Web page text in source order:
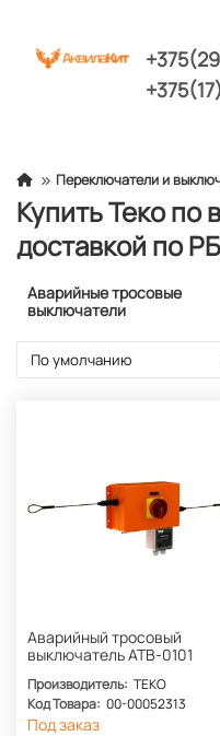
Переключатели и
Купить Теко по
доставкой по
Аварийные тросовые
выключатели
Аварийный тросовый
выключатель АТВ-0101
Производитель: ТЕКО
Код Товара: 00-00052313
Под заказ